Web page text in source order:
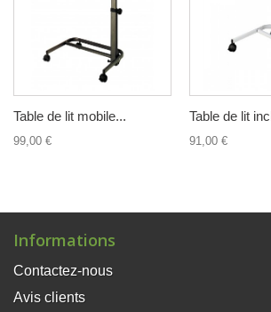
Table de lit mobile...
99,00 €
Table de lit
91,00 €
Informations
Contactez-nous
Avis clients